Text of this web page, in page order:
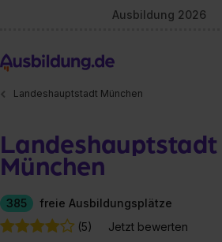
Ausbildung 2026
Landeshauptstadt München
Landeshauptstadt
München
385
freie Ausbildungsplätze
(5)
Jetzt bewerten